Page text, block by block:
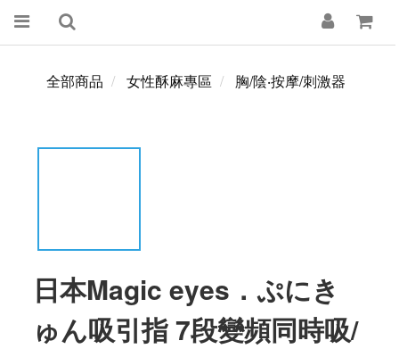
全部商品 女性酥麻專區 胸/陰‧按摩/刺激器
日本Magic eyes．ぷにき
ゅん吸引指 7段變頻同時吸/